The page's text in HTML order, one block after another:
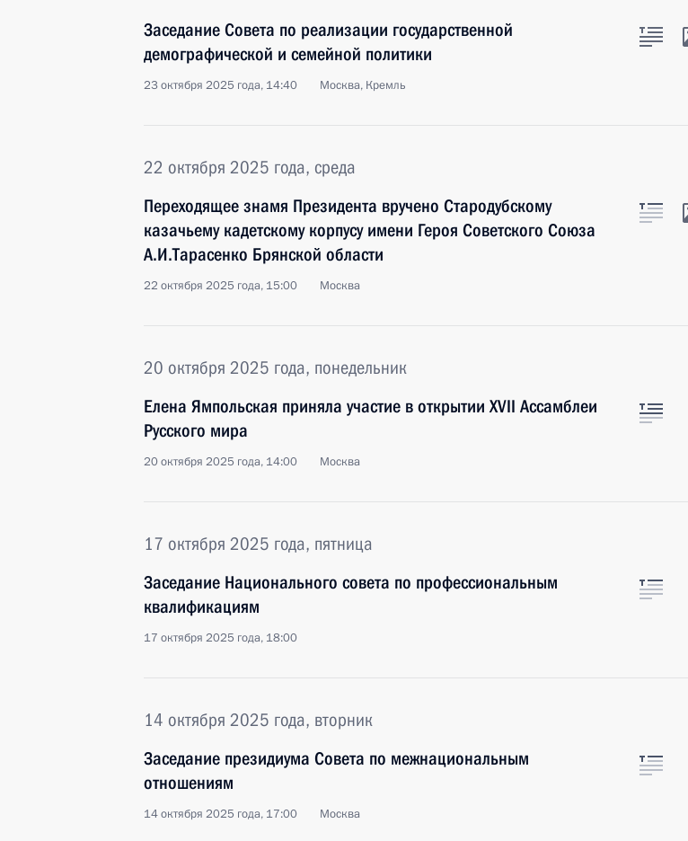
Заседание Совета по реализации государственной
демографической и семейной политики
23 октября 2025 года, 14:40 Москва, Кремль
22 октября 2025 года, среда
Переходящее знамя Президента вручено Стародубскому
казачьему кадетскому корпусу имени Героя Советского Союза
А.И.Тарасенко Брянской области
22 октября 2025 года, 15:00 Москва
20 октября 2025 года, понедельник
Елена Ямпольская приняла участие в открытии XVII Ассамблеи
Русского мира
20 октября 2025 года, 14:00 Москва
17 октября 2025 года, пятница
Заседание Национального совета по профессиональным
квалификациям
17 октября 2025 года, 18:00
14 октября 2025 года, вторник
Заседание президиума Совета по межнациональным
отношениям
14 октября 2025 года, 17:00 Москва